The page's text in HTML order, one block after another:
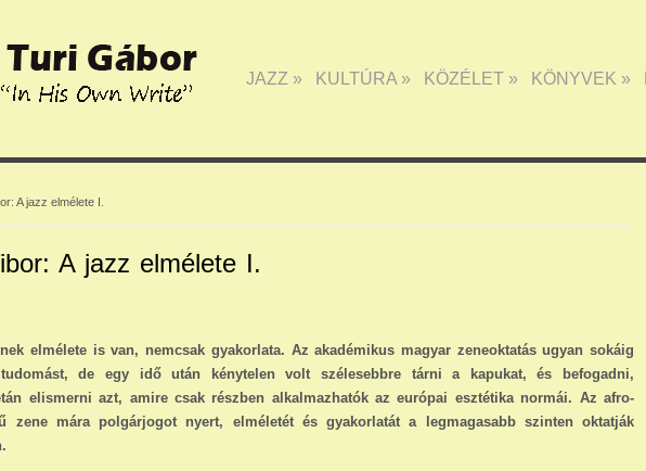
JAZZ » KULTÚRA » KÖZÉLET » KÖNYVEK »
A jazz elmélete I.
A jazz elmélete I.
elmélete is van, nemcsak gyakorlata. Az akadémikus magyar zene­oktatás ugyan sokáig
de egy idő után kénytelen volt szélesebbre tárni a ka­pukat, és befogadni,
elismerni azt, amire csak részben alkalmazhatók az európai esztétika normái. Az afro-
zene mára polgárjogot nyert, elméletét és gyakorlatát a legmagasabb szinten oktatják